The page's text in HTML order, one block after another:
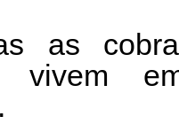
as
vivem